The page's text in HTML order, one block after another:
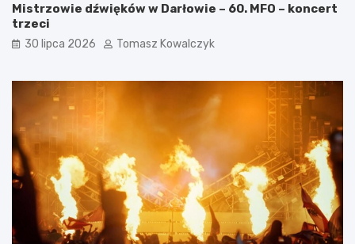
Mistrzowie dźwięków w Darłowie – 60. MFO – koncert
trzeci
30 lipca 2026 Tomasz Kowalczyk